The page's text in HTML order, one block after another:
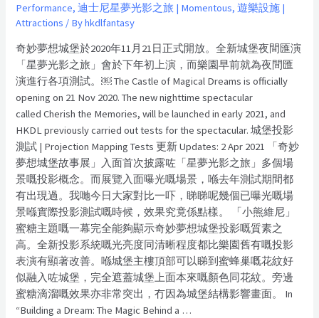
Performance,迪士尼星夢光影之旅 | Momentous,遊樂設施 |
Attractions / Byhkdlfantasy
奇妙夢想城堡於2020年11月21日正式開放。全新城堡夜間匯演
「星夢光影之旅」會於下年初上演，而樂園早前就為夜間匯
演進行各項測試。￼ The Castle of Magical Dreams is officially
opening on 21 Nov 2020. The new nighttime spectacular
called Cherish the Memories, will be launched in early 2021, and
HKDL previously carried out tests for the spectacular. 城堡投影
測試 | Projection Mapping Tests 更新 Updates: 2 Apr 2021 「奇妙
夢想城堡故事展」入面首次披露咗「星夢光影之旅」多個場
景嘅投影概念。而展覽入面曝光嘅場景，喺去年測試期間都
有出現過。我哋今日大家對比一吓，睇睇呢幾個已曝光嘅場
景喺實際投影測試嘅時候，效果究竟係點樣。 「小熊維尼」
蜜糖主題嘅一幕完全能夠顯示奇妙夢想城堡投影嘅質素之
高。全新投影系統嘅光亮度同清晰程度都比樂園舊有嘅投影
表演有顯著改善。喺城堡主樓頂部可以睇到蜜蜂巢嘅花紋好
似融入咗城堡，完全遮蓋城堡上面本來嘅顏色同花紋。旁邊
蜜糖滴溜嘅效果亦非常突出，冇因為城堡結構影響畫面。 In
“Building a Dream: The Magic Behind a …